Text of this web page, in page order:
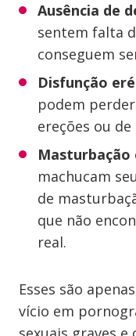
Ausência de
sentem falta
conseguem
Disfunção
podem
ereções ou
Masturbação
machucam
de
que não
real.
Esses são
vício em